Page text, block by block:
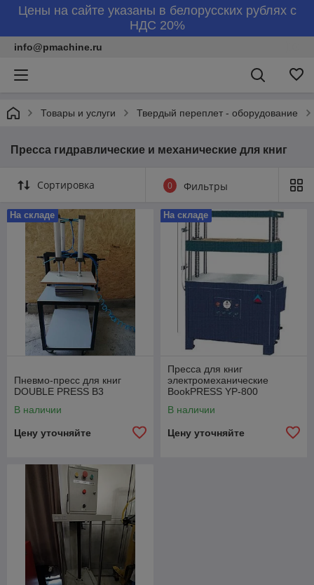
Цены на сайте указаны в белорусских рублях с
НДС 20%
info@pmachine.ru
Товары и услуги Твердый переплет - оборудование
Пресса гидравлические и механические для книг
Сортировка 0 Фильтры
На складе
Пневмо-пресс для книг
DOUBLE PRESS B3
В наличии
Цену уточняйте
На складе
Пресса для книг
электромеханические
BookPRESS YP-800
В наличии
Цену уточняйте